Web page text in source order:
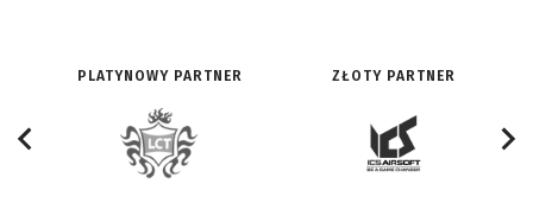
PLATYNOWY PARTNER ZŁOTY PARTNER